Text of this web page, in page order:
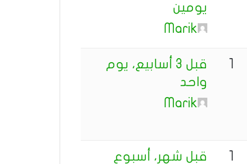
يومين
Marik
قبل 3 أسابيع، يوم
واحد
Marik
قبل شهر، أسبوع